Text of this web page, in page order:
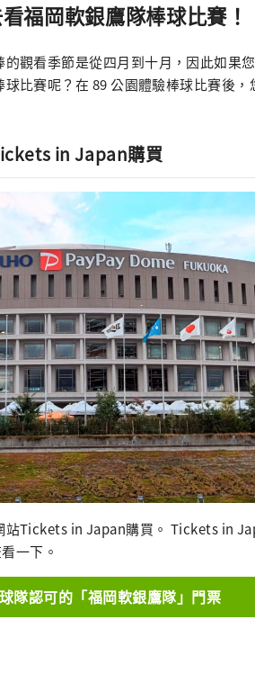
福岡軟銀鷹隊棒球比賽！
觀看季節是從四月到十月，因此如果
比賽呢？在 89 公園體驗棒球比賽後
in Japan購買
站Tickets in Japan購買。 Tickets in
一下。
隊認可的「福岡軟銀鷹隊」門票